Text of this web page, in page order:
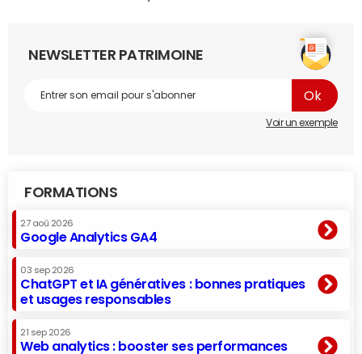
NEWSLETTER PATRIMOINE
Voir un exemple
FORMATIONS
27 aoû 2026
Google Analytics GA4
03 sep 2026
ChatGPT et IA génératives : bonnes pratiques
et usages responsables
21 sep 2026
Web analytics : booster ses performances